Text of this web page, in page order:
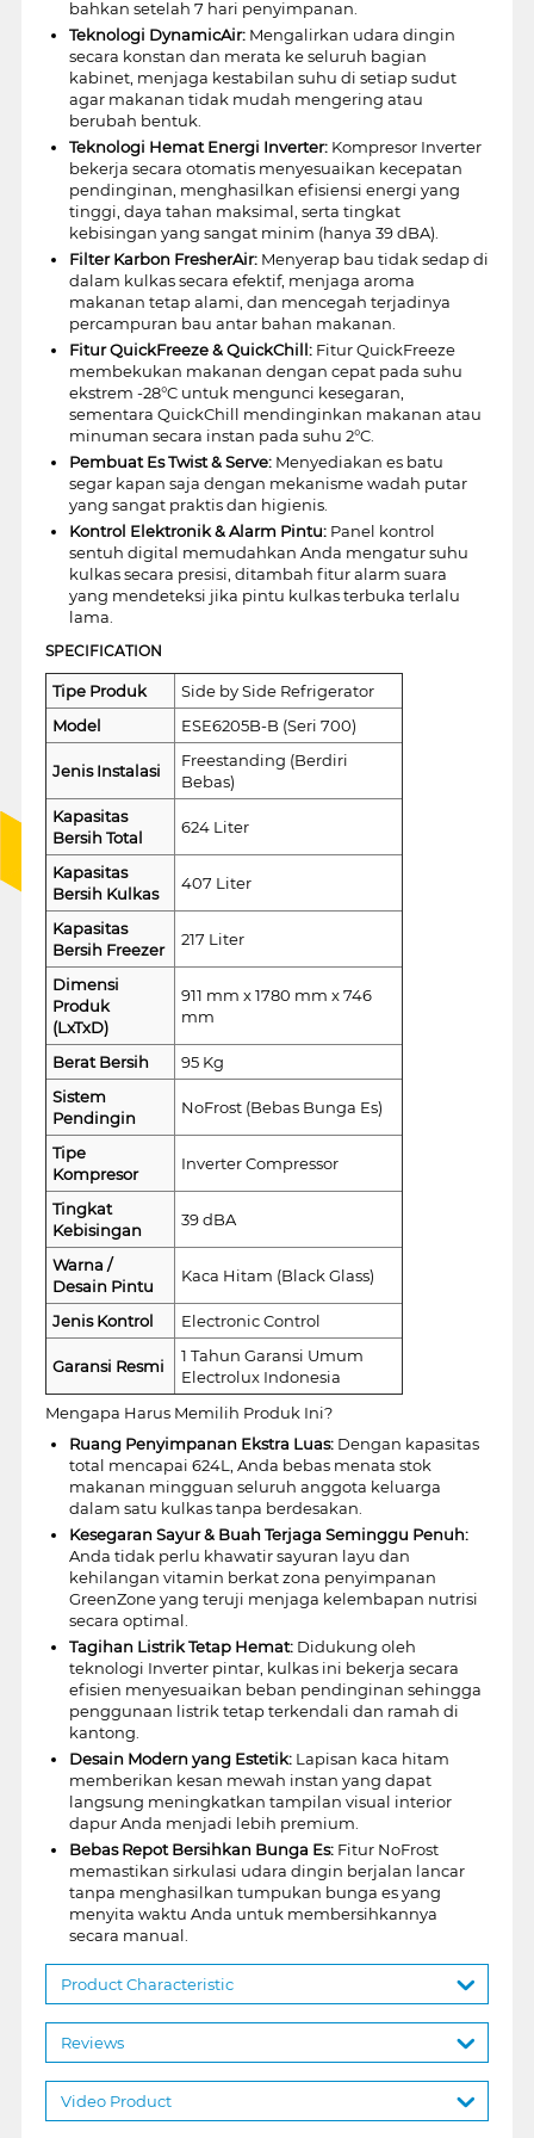
bahkan setelah 7 hari penyimpanan.
Teknologi DynamicAir:Mengalirkan udara dingin
secara konstan dan merata ke seluruh bagian
kabinet, menjaga kestabilan suhu di setiap sudut
agar makanan tidak mudah mengering atau
berubah bentuk.
Teknologi Hemat Energi Inverter:Kompresor Inverter
bekerja secara otomatis menyesuaikan kecepatan
pendinginan, menghasilkan efisiensi energi yang
tinggi, daya tahan maksimal, serta tingkat
kebisingan yang sangat minim (hanya 39 dBA).
Filter Karbon FresherAir:Menyerap bau tidak sedap di
dalam kulkas secara efektif, menjaga aroma
makanan tetap alami, dan mencegah terjadinya
percampuran bau antar bahan makanan.
Fitur QuickFreeze & QuickChill:Fitur QuickFreeze
membekukan makanan dengan cepat pada suhu
ekstrem -28°C untuk mengunci kesegaran,
sementara QuickChill mendinginkan makanan atau
minuman secara instan pada suhu 2°C.
Pembuat Es Twist & Serve:Menyediakan es batu
segar kapan saja dengan mekanisme wadah putar
yang sangat praktis dan higienis.
Kontrol Elektronik & Alarm Pintu:Panel kontrol
sentuh digital memudahkan Anda mengatur suhu
kulkas secara presisi, ditambah fitur alarm suara
yang mendeteksi jika pintu kulkas terbuka terlalu
lama.
SPECIFICATION
Tipe Produk
Side by Side Refrigerator
Model
ESE6205B-B (Seri 700)
Jenis Instalasi
Freestanding (Berdiri
Bebas)
Kapasitas
Bersih Total
624 Liter
Kapasitas
Bersih Kulkas
407 Liter
Kapasitas
Bersih Freezer
217 Liter
Dimensi
Produk
(LxTxD)
911 mm x 1780 mm x 746
mm
Berat Bersih
95 Kg
Sistem
Pendingin
NoFrost (Bebas Bunga Es)
Tipe
Kompresor
Inverter Compressor
Tingkat
Kebisingan
39 dBA
Warna /
Desain Pintu
Kaca Hitam (Black Glass)
Jenis Kontrol Electronic Control
Garansi Resmi
1 Tahun Garansi Umum
Electrolux Indonesia
Mengapa Harus Memilih Produk Ini?
Ruang Penyimpanan Ekstra Luas:Dengan kapasitas
total mencapai 624L, Anda bebas menata stok
makanan mingguan seluruh anggota keluarga
dalam satu kulkas tanpa berdesakan.
Kesegaran Sayur & Buah Terjaga Seminggu Penuh:
Anda tidak perlu khawatir sayuran layu dan
kehilangan vitamin berkat zona penyimpanan
GreenZone yang teruji menjaga kelembapan nutrisi
secara optimal.
Tagihan Listrik Tetap Hemat:Didukung oleh
teknologi Inverter pintar, kulkas ini bekerja secara
efisien menyesuaikan beban pendinginan sehingga
penggunaan listrik tetap terkendali dan ramah di
kantong.
Desain Modern yang Estetik:Lapisan kaca hitam
memberikan kesan mewah instan yang dapat
langsung meningkatkan tampilan visual interior
dapur Anda menjadi lebih premium.
Bebas Repot Bersihkan Bunga Es:Fitur NoFrost
memastikan sirkulasi udara dingin berjalan lancar
tanpa menghasilkan tumpukan bunga es yang
menyita waktu Anda untuk membersihkannya
secara manual.
Product Characteristic
Reviews
Video Product